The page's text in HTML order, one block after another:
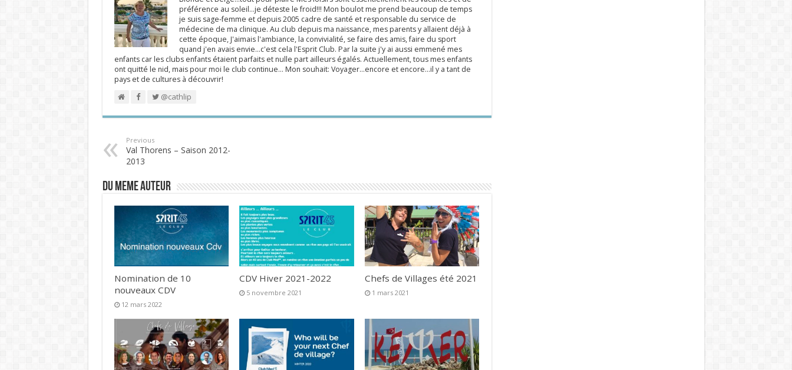
préférence au soleil...je déteste le froid!!! Mon boulot me prend beaucoup de temps
je suis sage-femme et depuis 2005 cadre de santé et responsable du service de
médecine de ma clinique. Au club depuis ma naissance, mes parents y allaient déjà à
cette époque, J'aimais l'ambiance, la convivialité, se faire des amis, faire du sport
quand j'en avais envie...c'est cela l'Esprit Club. Par la suite j'y ai aussi emmené mes
enfants car les clubs enfants étaient parfaits et nulle part ailleurs égalés. Actuellement, tous mes enfants
ont quitté le nid, mais pour moi le club continue... Mon souhait: Voyager...encore et encore...il y a tant de
pays et de cultures à découvrir!
@cathlip
Previous
Val Thorens – Saison 2012-
2013
DU MEME AUTEUR
Nomination de 10
nouveaux CDV
12 mars 2022
CDV Hiver 2021-2022
5 novembre 2021
Chefs de Villages été 2021
1 mars 2021